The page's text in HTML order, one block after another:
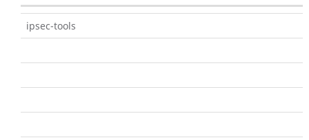
ipsec-tools